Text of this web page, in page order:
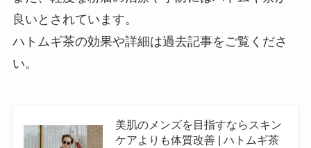
良いとされています。
ハトムギ茶の効果や詳細は過去記事をご覧くださ
い。
美肌のメンズを目指すならスキン
ケアよりも体質改善 | ハトムギ茶